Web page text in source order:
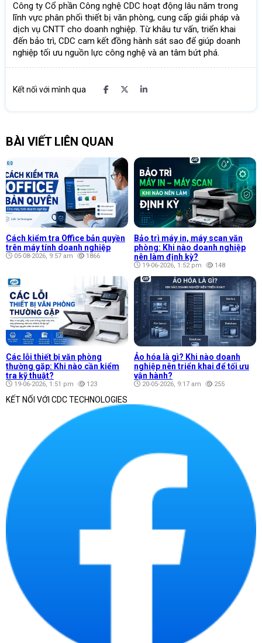
Công ty Cổ phần Công nghệ CDC hoạt động lâu năm trong
lĩnh vực phân phối thiết bị văn phòng, cung cấp giải pháp và
dịch vụ CNTT cho doanh nghiệp. Từ khâu tư vấn, triển khai
đến bảo trì, CDC cam kết đồng hành sát sao để giúp doanh
nghiệp tối ưu nguồn lực công nghệ và an tâm bứt phá.
Kết nối với mình qua
BÀI VIẾT LIÊN QUAN
Cách kiểm tra Office bản quyền
trên máy tính doanh nghiệp
05-08-2026, 9:57 am 1866
Bảo trì máy in, máy scan văn
phòng: Khi nào doanh nghiệp
nên làm định kỳ?
19-06-2026, 1:52 pm 148
Các lỗi thiết bị văn phòng
thường gặp: Khi nào cần kiểm
tra kỹ thuật?
19-06-2026, 1:51 pm 123
Ảo hóa là gì? Khi nào doanh
nghiệp nên triển khai để tối ưu
vận hành?
20-05-2026, 9:17 am 255
KẾT NỐI VỚI CDC TECHNOLOGIES